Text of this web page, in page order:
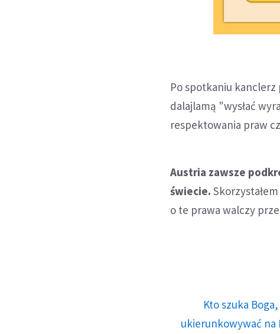
Po spotkaniu kanclerz
dalajlamą "wysłać
respektowania praw
Austria zawsze
świecie.
o te prawa walczy
Kto szuka
ukierunkowywać na